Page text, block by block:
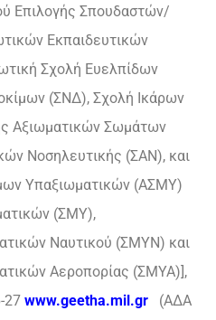
Επιλογής Σπουδαστών/
Εκπαιδευτικών
Σχολή Ευελπίδων
(ΣΝΔ), Σχολή Ικάρων
Αξιωματικών Σωμάτων
Νοσηλευτικής (ΣΑΝ), και
Υπαξιωματικών (ΑΣΜΥ)
(ΣΜΥ),
Ναυτικού (ΣΜΥΝ) και
Αεροπορίας (ΣΜΥΑ)],
27 www.geetha.mil.gr (ΑΔΑ